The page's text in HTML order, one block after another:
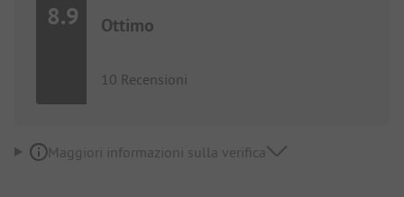
8.9 Ottimo
10 Recensioni
Maggiori informazioni sulla verifica